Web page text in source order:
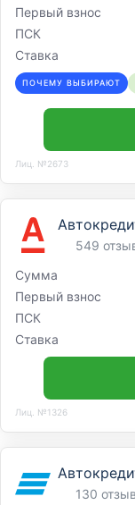
Первый взнос
ПСК
Ставка
ПОЧЕМУ ВЫБИРАЮТ
Лиц. №2673
549
Сумма
Первый взнос
ПСК
Ставка
Лиц. №1326
130